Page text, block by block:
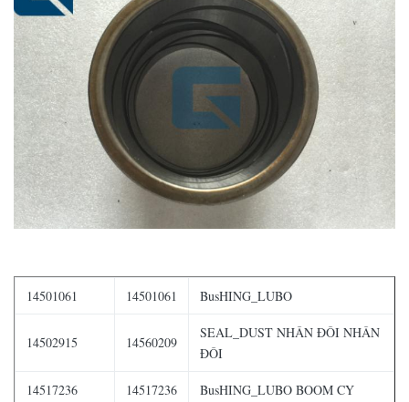
14501061 14501061 BusHING_LUBO
14502915 14560209
SEAL_DUST NHÂN ĐÔI NHÂN
ĐÔI
14517236 14517236 BusHING_LUBO BOOM CY